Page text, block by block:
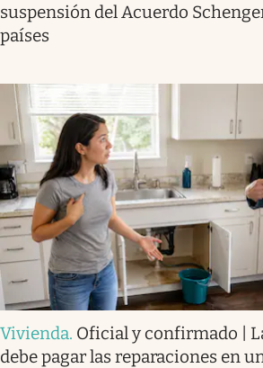
suspensión del Acuerdo
países
Vivienda. Oficial y confirmado |
debe pagar las reparaciones en